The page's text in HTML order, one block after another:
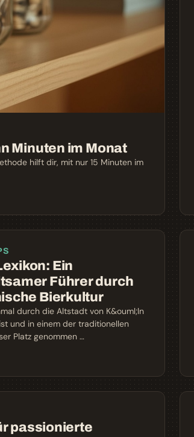
Minuten im Monat
hilft dir, mit nur 15 Minuten im
Ein
Führer durch
Bierkultur
durch die Altstadt von K&ouml;ln
und in einem der traditionellen
Platz genommen …
passionierte